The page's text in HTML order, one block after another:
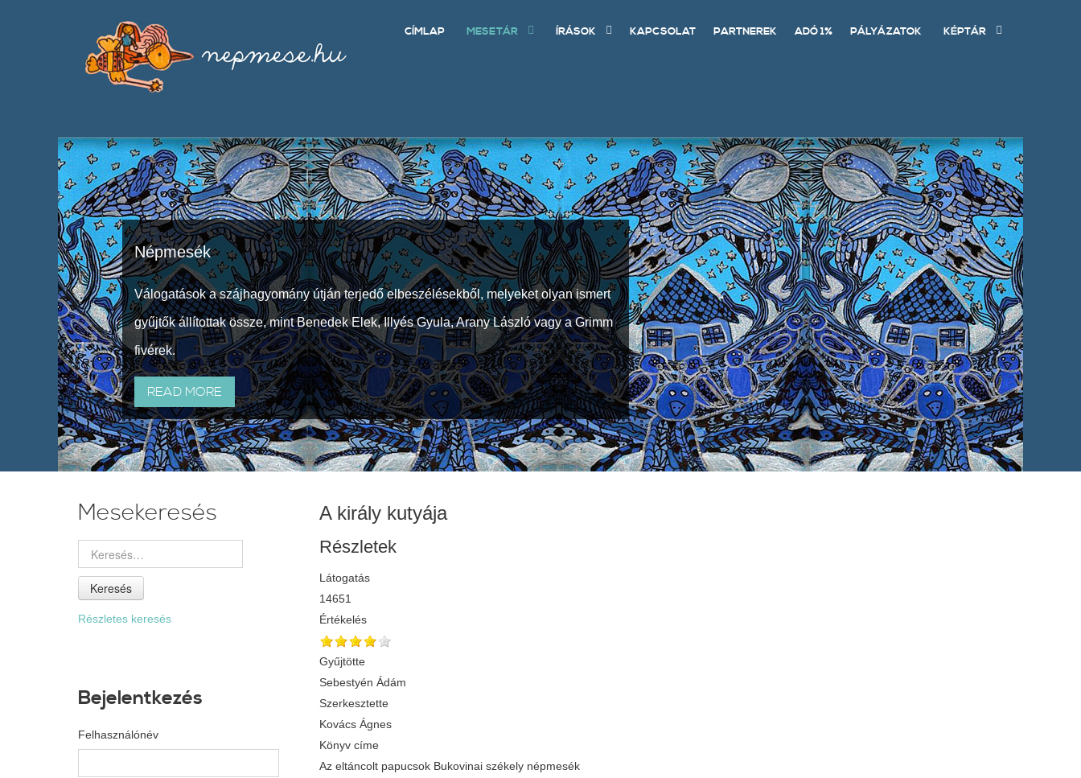
CÍMLAP MESETÁR ÍRÁSOK KAPCSOLAT PARTNEREK ADÓ 1% PÁLYÁZATOK KÉPTÁR
Népmesék
Válogatások a szájhagyomány útján terjedő elbeszélésekből, melyeket olyan ismert
gyűjtők állítottak össze, mint Benedek Elek, Illyés Gyula, Arany László vagy a Grimm
fivérek.
READ MORE
A király kutyája
Részletek
Látogatás
14651
Értékelés
Gyűjtötte
Sebestyén Ádám
Szerkesztette
Kovács Ágnes
Könyv címe
Az eltáncolt papucsok Bukovinai székely népmesék
Mesekeresés
Keresés
Részletes keresés
Bejelentkezés
Felhasználónév